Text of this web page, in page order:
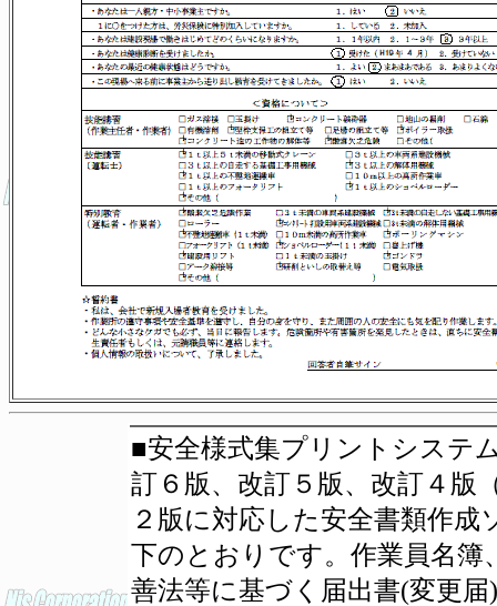
■安全様式集プリントシステ
訂６版、改訂５版、改訂４版
２版に対応した安全書類作
下のとおりです。作業員名簿
善法等に基づく届出書(変更